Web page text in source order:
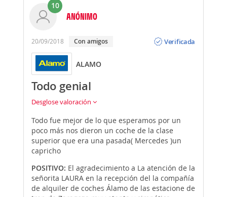
10
ANÓNIMO
20/09/2018 Con amigos
Verificada
ALAMO
Todo genial
Desglose valoración
Todo fue mejor de lo que esperamos por un
poco más nos dieron un coche de la clase
superior que era una pasada( Mercedes )un
capricho
POSITIVO: El agradecimiento a La atención de la
señorita LAURA en la recepción del la compañía
de alquiler de coches Álamo de las estacione de